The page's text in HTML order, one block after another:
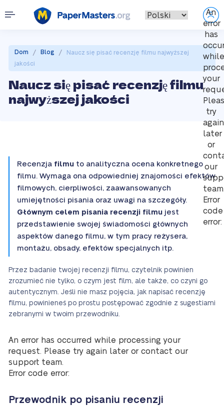
An
error
has
while
your
try
again
later
or
our
Error
code
error:
Dom / Blog /
Naucz się pisać recenzję filmu najwyższej
jakości
Naucz się pisać recenzję filmu
najwyższej jakości
Recenzja filmu to analityczna ocena konkretnego
filmu. Wymaga ona odpowiedniej znajomości efektów
filmowych, cierpliwości, zaawansowanych
umiejętności pisania oraz uwagi na szczegóły.
Głównym celem pisania recenzji filmu jest
przedstawienie swojej świadomości głównych
aspektów danego filmu, w tym pracy reżysera,
montażu, obsady, efektów specjalnych itp.
Przez badanie twojej recenzji filmu, czytelnik powinien
zrozumieć nie tylko, o czym jest film, ale także, co czyni go
autentycznym. Jeśli nie masz pojęcia, jak napisać recenzję
filmu, powinieneś po prostu postępować zgodnie z sugestiami
zebranymi w twoim przewodniku.
An error has occurred while processing your
request. Please try again later or contact our
support team.
Error code error:
Przewodnik po pisaniu recenzji